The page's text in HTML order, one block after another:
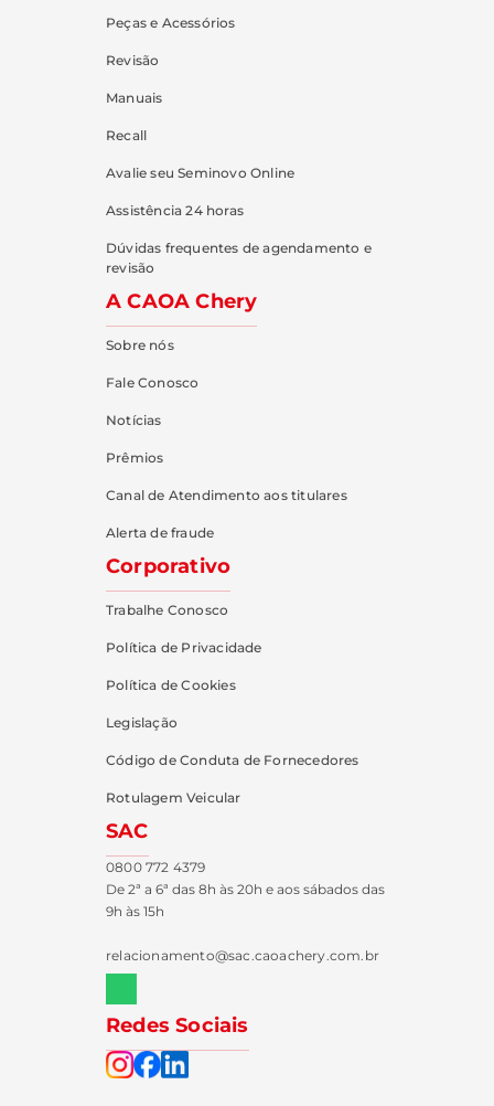
Peças e Acessórios
Revisão
Manuais
Recall
Avalie seu Seminovo Online
Assistência 24 horas
Dúvidas frequentes de agendamento e
revisão
A CAOA Chery
Sobre nós
Fale Conosco
Notícias
Prêmios
Canal de Atendimento aos titulares
Alerta de fraude
Corporativo
Trabalhe Conosco
Política de Privacidade
Política de Cookies
Legislação
Código de Conduta de Fornecedores
Rotulagem Veicular
SAC
0800 772 4379
De 2ª a 6ª das 8h às 20h e aos sábados das
9h às 15h
relacionamento@sac.caoachery.com.br
Redes Sociais